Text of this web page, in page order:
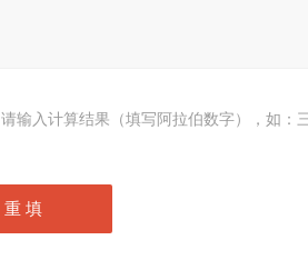
请输入计算结果（填写阿拉伯数字），如：